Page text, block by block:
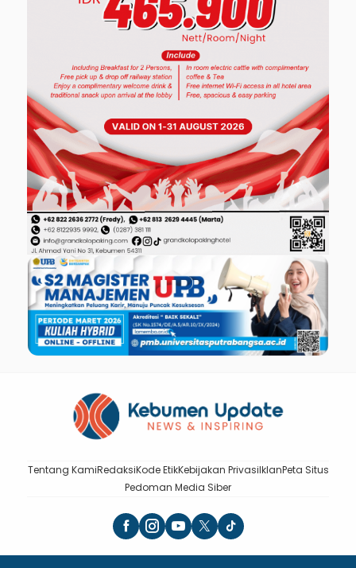
Tentang KamiRedaksiKode EtikKebijakan PrivasiIklanPeta Situs
Pedoman Media Siber